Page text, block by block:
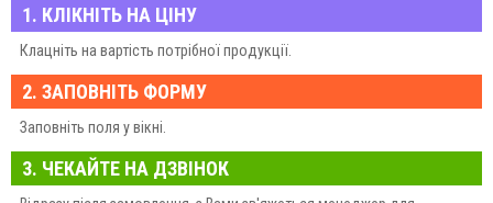
1. КЛІКНІТЬ НА ЦІНУ
Клацніть на вартість потрібної продукції.
2. ЗАПОВНІТЬ ФОРМУ
Заповніть поля у вікні.
3. ЧЕКАЙТЕ НА ДЗВІНОК